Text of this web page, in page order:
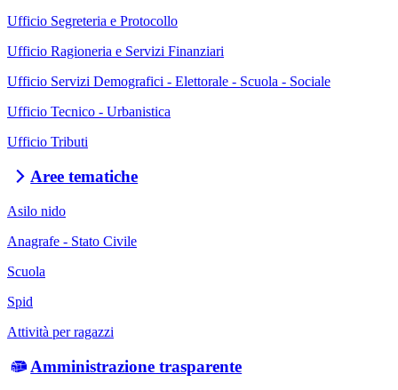
Ufficio Segreteria e Protocollo
Ufficio Ragioneria e Servizi Finanziari
Ufficio Servizi Demografici - Elettorale - Scuola - Sociale
Ufficio Tecnico - Urbanistica
Ufficio Tributi
Aree tematiche
Asilo nido
Anagrafe - Stato Civile
Scuola
Spid
Attività per ragazzi
Amministrazione trasparente